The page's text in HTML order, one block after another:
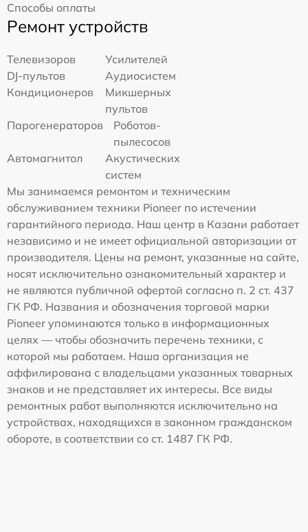
Способы оплаты
Ремонт устройств
Телевизоров
Усилителей
DJ-пультов
Аудиосистем
Кондиционеров
Микшерных
пультов
Парогенераторов
Роботов-
пылесосов
Автомагнитол
Акустических
систем
Мы занимаемся ремонтом и техническим
обслуживанием техники Pioneer по истечении
гарантийного периода. Наш центр в Казани работает
независимо и не имеет официальной авторизации от
производителя. Цены на ремонт, указанные на сайте,
носят исключительно ознакомительный характер и
не являются публичной офертой согласно п. 2 ст. 437
ГК РФ. Названия и обозначения торговой марки
Pioneer упоминаются только в информационных
целях — чтобы обозначить перечень техники, с
которой мы работаем. Наша организация не
аффилирована с владельцами указанных товарных
знаков и не представляет их интересы. Все виды
ремонтных работ выполняются исключительно на
устройствах, находящихся в законном гражданском
обороте, в соответствии со ст. 1487 ГК РФ.